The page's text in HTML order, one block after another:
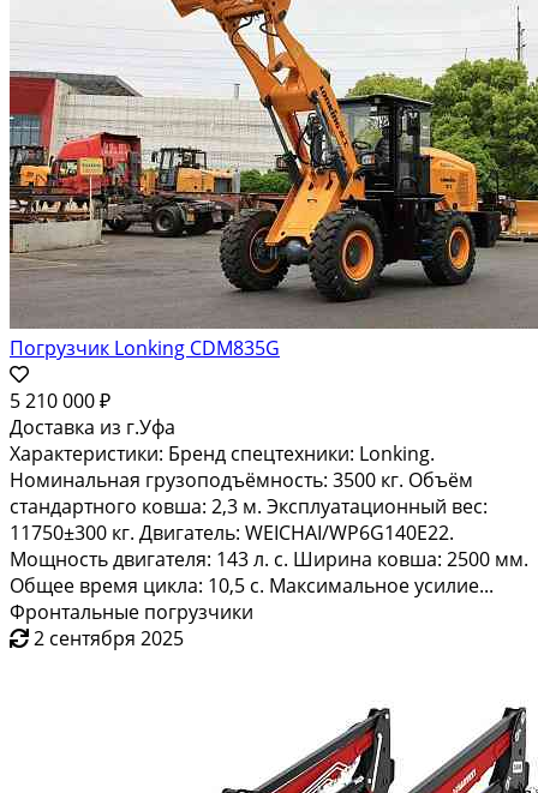
Погрузчик Lonking CDM835G
5 210 000 ₽
Доставка из г.Уфа
Характеристики: Бренд спецтехники: Lonking.
Номинальная грузоподъёмность: 3500 кг. Объём
стандартного ковша: 2,3 м. Эксплуатационный вес:
11750±300 кг. Двигатель: WEICHAI/WP6G140E22.
Мощность двигателя: 143 л. с. Ширина ковша: 2500 мм.
Общее время цикла: 10,5 с. Максимальное усилие...
Фронтальные погрузчики
2 сентября 2025